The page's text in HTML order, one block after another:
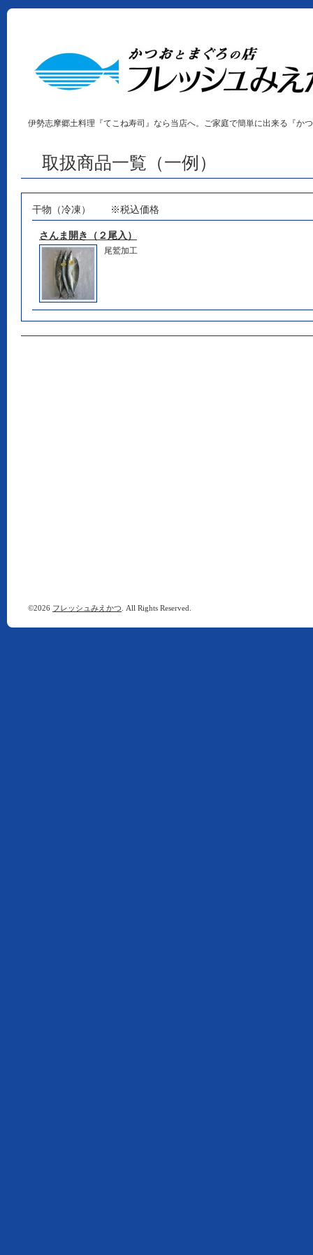
伊勢志摩郷土料理『てこね寿司』なら当店へ。ご家庭で簡単に出来る『か
取扱商品一覧（一例）
干物（冷凍） ※税込価格
さんま開き（２尾入）
尾鷲加工
©2026 フレッシュみえかつ . All Rights Reserved.